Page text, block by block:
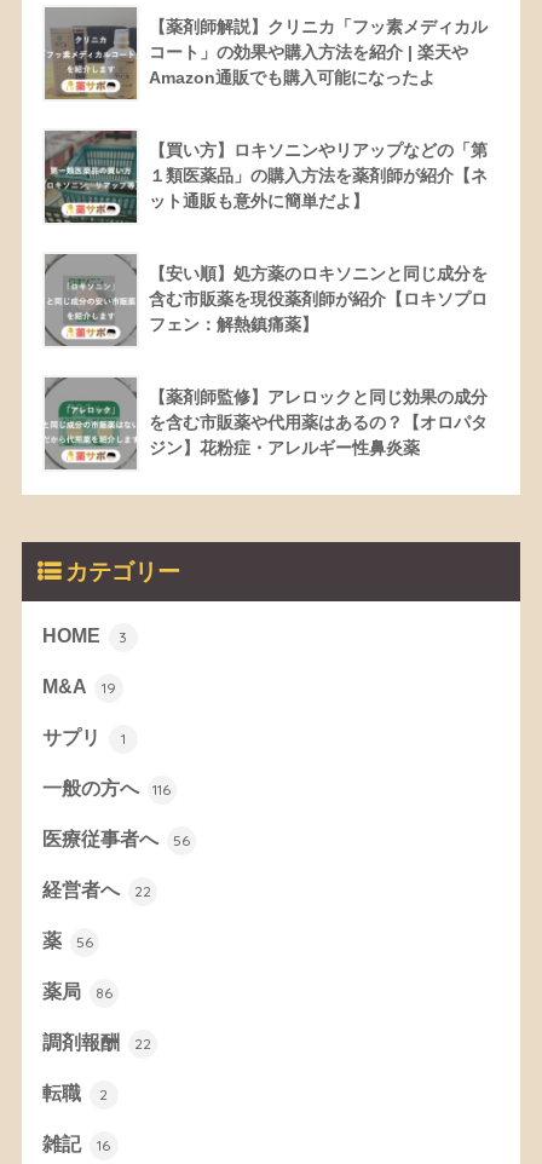
【薬剤師解説】クリニカ「フッ素メディカル
コート」の効果や購入方法を紹介 | 楽天や
Amazon通販でも購入可能になったよ
【買い方】ロキソニンやリアップなどの「第
１類医薬品」の購入方法を薬剤師が紹介【ネ
ット通販も意外に簡単だよ】
【安い順】処方薬のロキソニンと同じ成分を
含む市販薬を現役薬剤師が紹介【ロキソプロ
フェン：解熱鎮痛薬】
【薬剤師監修】アレロックと同じ効果の成分
を含む市販薬や代用薬はあるの？【オロパタ
ジン】花粉症・アレルギー性鼻炎薬
カテゴリー
HOME 3
M&A 19
サプリ 1
一般の方へ 116
医療従事者へ 56
経営者へ 22
薬 56
薬局 86
調剤報酬 22
転職 2
雑記 16